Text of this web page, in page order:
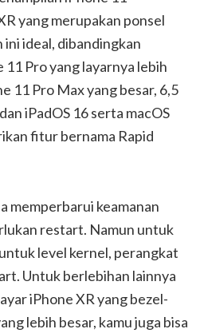
yang merupakan ponsel
ini ideal, dibandingkan
11 Pro yang layarnya lebih
11 Pro Max yang besar, 6,5
iPadOS 16 serta macOS
fitur bernama Rapid
memperbarui keamanan
restart. Namun untuk
level kernel, perangkat
Untuk berlebihan lainnya
iPhone XR yang bezel-
lebih besar, kamu juga bisa